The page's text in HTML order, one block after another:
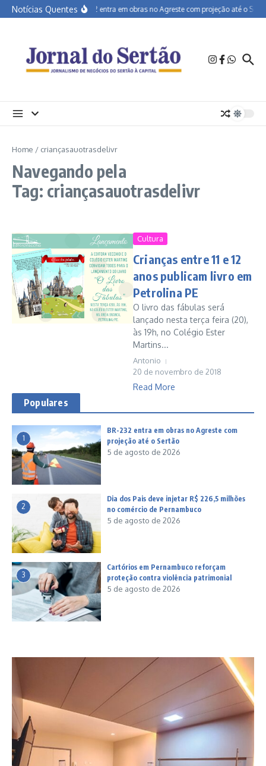
Ir para o conteúdo
Notícias QuentesBR-232 entra em obras no Agreste com projeção até o Sertão
Home / criançasauotrasdelivr
Navegando pela
Tag: criançasauotrasdelivr
Cultura
Crianças entre 11 e 12
anos publicam livro em
Petrolina PE
O livro das fábulas será
lançado nesta terça feira (20),
às 19h, no Colégio Ester
Martins...
Antonio
20 de novembro de 2018
Read More
Populares
1
BR-232 entra em obras no Agreste com
projeção até o Sertão
5 de agosto de 2026
2
Dia dos Pais deve injetar R$ 226,5 milhões
no comércio de Pernambuco
5 de agosto de 2026
3
Cartórios em Pernambuco reforçam
proteção contra violência patrimonial
5 de agosto de 2026